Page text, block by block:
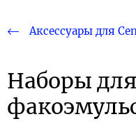
Аксессуары для
Наборы для